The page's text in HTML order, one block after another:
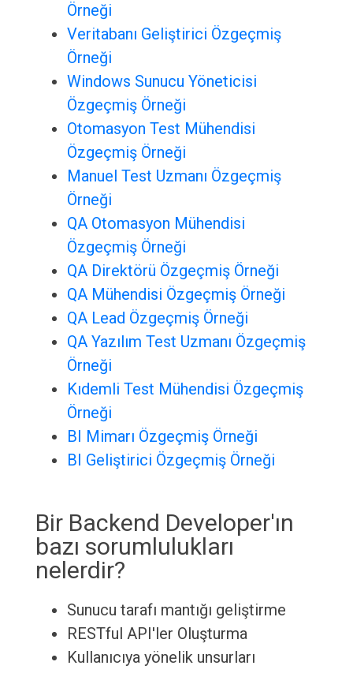
Örneği
Veritabanı Geliştirici Özgeçmiş
Örneği
Windows Sunucu Yöneticisi
Özgeçmiş Örneği
Otomasyon Test Mühendisi
Özgeçmiş Örneği
Manuel Test Uzmanı Özgeçmiş
Örneği
QA Otomasyon Mühendisi
Özgeçmiş Örneği
QA Direktörü Özgeçmiş Örneği
QA Mühendisi Özgeçmiş Örneği
QA Lead Özgeçmiş Örneği
QA Yazılım Test Uzmanı Özgeçmiş
Örneği
Kıdemli Test Mühendisi Özgeçmiş
Örneği
BI Mimarı Özgeçmiş Örneği
BI Geliştirici Özgeçmiş Örneği
Bir Backend Developer'ın
bazı sorumlulukları
nelerdir?
Sunucu tarafı mantığı geliştirme
RESTful API'ler Oluşturma
Kullanıcıya yönelik unsurları